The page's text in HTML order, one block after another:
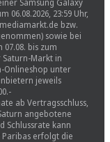
06.08.2026, 23:59 Uhr,
bzw.
sowie bei
bis zum
Saturn-Markt in
Onlineshop unter
jeweils
ab Vertragsschluss,
angebotene
Schlussrate kann
erfolgt die